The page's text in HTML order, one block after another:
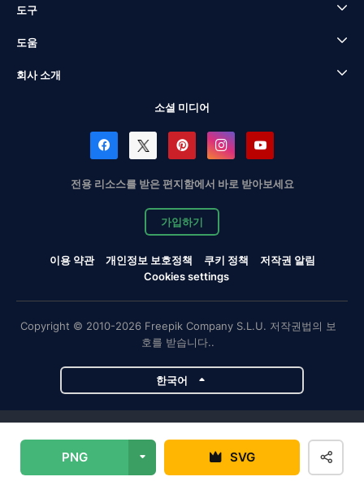
PNG SVG
도구
도움
회사 소개
소셜 미디어
전용 리소스를 받은 편지함에서 바로 받아보세요
가입하기
이용 약관 개인정보 보호정책 쿠키 정책
저작권 알림
Cookies settings
Copyright © 2010-2026 Freepik Company S.L.U. 저작권법의 보
호를 받습니다..
한국어